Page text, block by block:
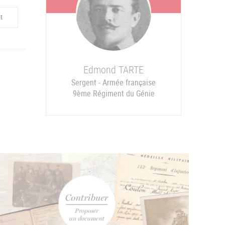
Edmond TARTE
Sergent - Armée française
9ème Régiment du Génie